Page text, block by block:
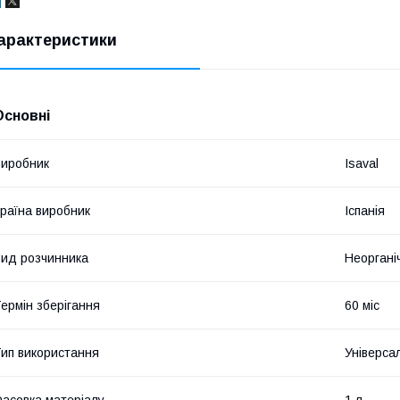
Isaval
виробник Іспанія
розчинника
зберігання 60 міс
використання